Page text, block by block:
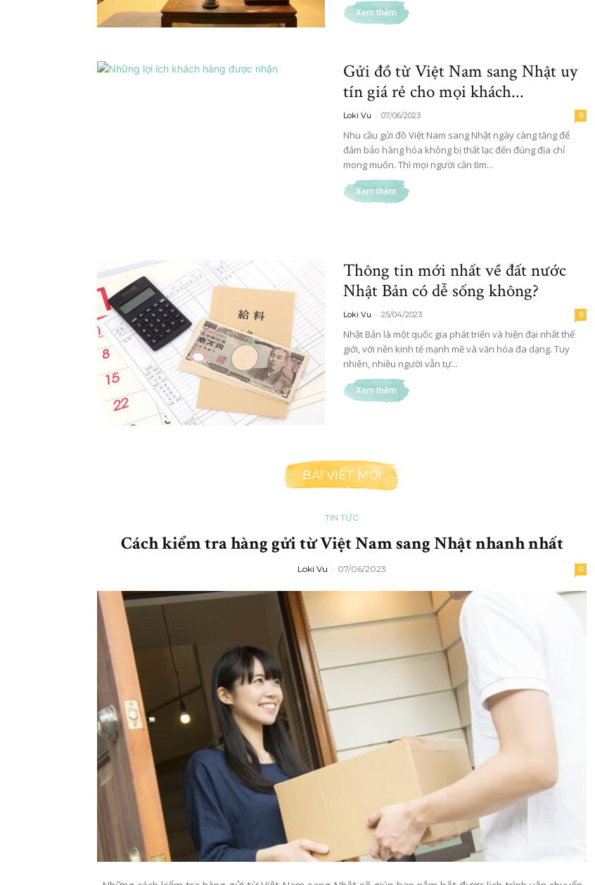
Bản
Xem thêm
Gửi đồ từ Việt Nam sang Nhật uy
tín giá rẻ cho mọi khách...
Loki Vu - 07/06/2023 0
Nhu cầu gửi đồ Việt Nam sang Nhật ngày càng tăng để
đảm bảo hàng hóa không bị thất lạc đến đúng địa chỉ
mong muốn. Thì mọi người cần tìm...
Xem thêm
Thông tin mới nhất về đất nước
Nhật Bản có dễ sống không?
Loki Vu - 25/04/2023 0
Nhật Bản là một quốc gia phát triển và hiện đại nhất thế
giới, với nền kinh tế mạnh mẽ và văn hóa đa dạng. Tuy
nhiên, nhiều người vẫn tự...
Xem thêm
BÀI VIẾT MỚI
TIN TỨC
Cách kiểm tra hàng gửi từ Việt Nam sang Nhật nhanh nhất
Loki Vu - 07/06/2023 0